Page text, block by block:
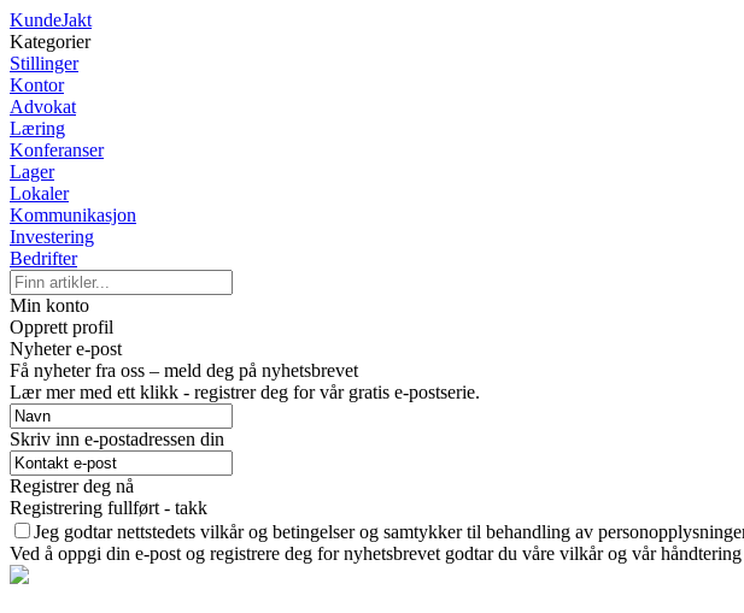
KundeJakt
Kategorier
Stillinger
Kontor
Advokat
Læring
Konferanser
Lager
Lokaler
Kommunikasjon
Investering
Bedrifter
Min konto
Opprett profil
Nyheter e-post
Få nyheter fra oss – meld deg på nyhetsbrevet
Lær mer med ett klikk - registrer deg for vår gratis e-postserie.
Skriv inn e-postadressen din
Registrer deg nå
Registrering fullført - takk
Jeg godtar nettstedets vilkår og betingelser og samtykker til behandling av
Ved å oppgi din e-post og registrere deg for nyhetsbrevet godtar du våre vilkår og vår